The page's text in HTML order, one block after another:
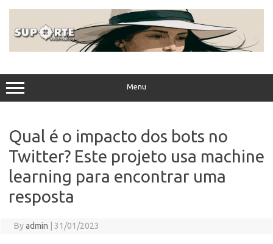
Menu
Qual é o impacto dos bots no
Twitter? Este projeto usa machine
learning para encontrar uma
resposta
Byadmin 31/01/2023